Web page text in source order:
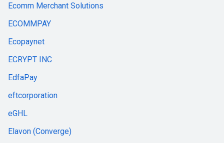
Ecomm Merchant Solutions
ECOMMPAY
Ecopaynet
ECRYPT INC
EdfaPay
eftcorporation
eGHL
Elavon (Converge)